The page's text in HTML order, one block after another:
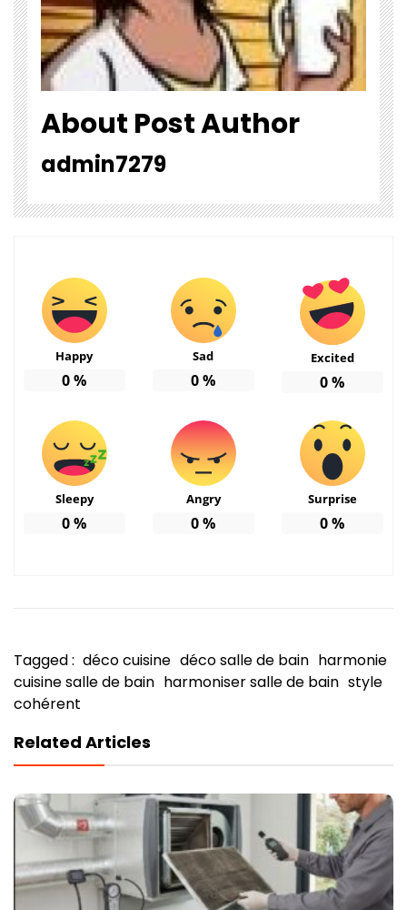
About Post Author
admin7279
Happy
0%
Sad
0%
Excited
0%
Sleepy
0%
Angry
0%
Surprise
0%
Tagged : déco cuisine déco salle de bain harmonie
cuisine salle de bain harmoniser salle de bain style
cohérent
Related Articles